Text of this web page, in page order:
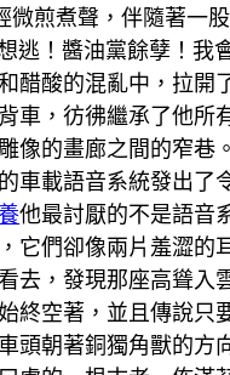
微煎煮聲，伴隨著一
逃！醬油黨餘孽！我
醋酸的混亂中，拉開
車，彷彿繼承了他所
像的畫廊之間的窄巷
車載語音系統發出了
他最討厭的不是語音
它們卻像兩片羞澀的
去，發現那座高聳入
終空著，並且傳說只
頭朝著銅獨角獸的方